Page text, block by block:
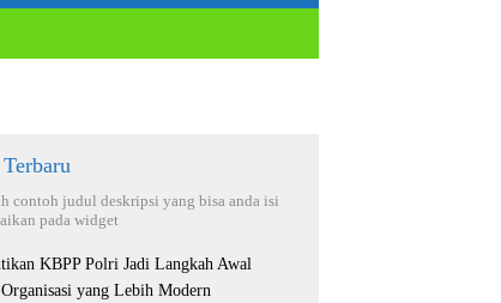
contoh judul deskripsi yang bisa anda isi
pada widget